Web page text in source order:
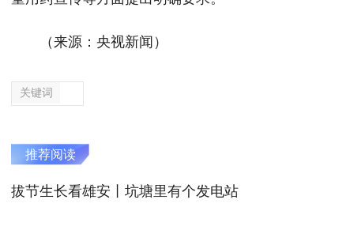
（来源：央视新闻）
关键词
推荐阅读
拔节生长看雄安丨坑塘里有个发电站